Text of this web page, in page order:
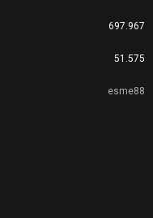
697.967
51.575
esme88